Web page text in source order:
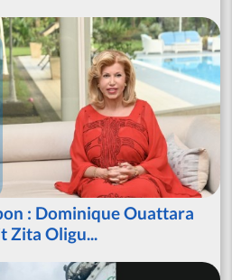
: Dominique Ouattara
Zita Oligu...